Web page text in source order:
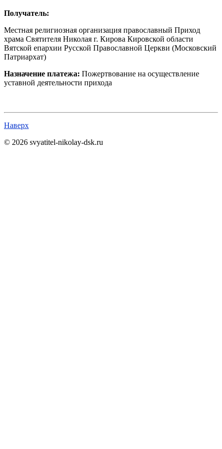
Получатель:
Местная религиозная организация православный Приход
храма Святителя Николая г. Кирова Кировской области
Вятской епархии Русской Православной Церкви (Московский
Патриархат)
Назначение платежа: Пожертвование на осуществление
уставной деятельности прихода
Наверх
© 2026 svyatitel-nikolay-dsk.ru